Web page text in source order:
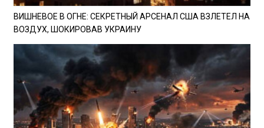
ВИШНЕВОЕ В ОГНЕ: СЕКРЕТНЫЙ АРСЕНАЛ США ВЗЛЕТЕЛ НА
ВОЗДУХ, ШОКИРОВАВ УКРАИНУ